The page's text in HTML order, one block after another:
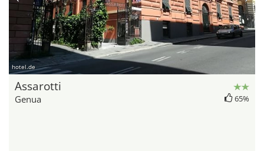
hotel.de
Assarotti
Genua 65%